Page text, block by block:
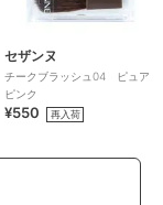
セザンヌ
チークブラッシュ04 ピュア
ピンク
¥550 再入荷